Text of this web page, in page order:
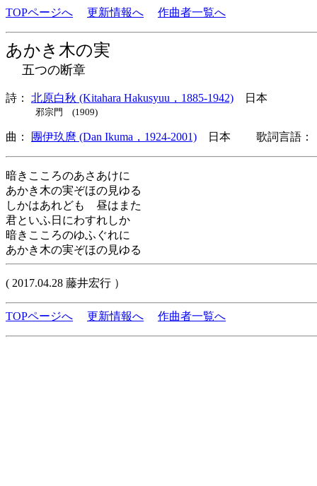
TOPページへ 更新情報へ 作曲者一覧へ
あかき木の実
五つの断章
詩： 北原白秋 (Kitahara Hakusyuu，1885-1942) 日本
邪宗門 (1909)
曲： 團伊玖麿 (Dan Ikuma，1924-2001) 日本 歌詞言語：
暗きこころのあさあけに
あかき木の実ぞほの見ゆる
しかはあれども 昼はまた
君といふ日にわすれしか
暗きこころのゆふぐれに
あかき木の実ぞほの見ゆる
( 2017.04.28 藤井宏行 ）
TOPページへ 更新情報へ 作曲者一覧へ